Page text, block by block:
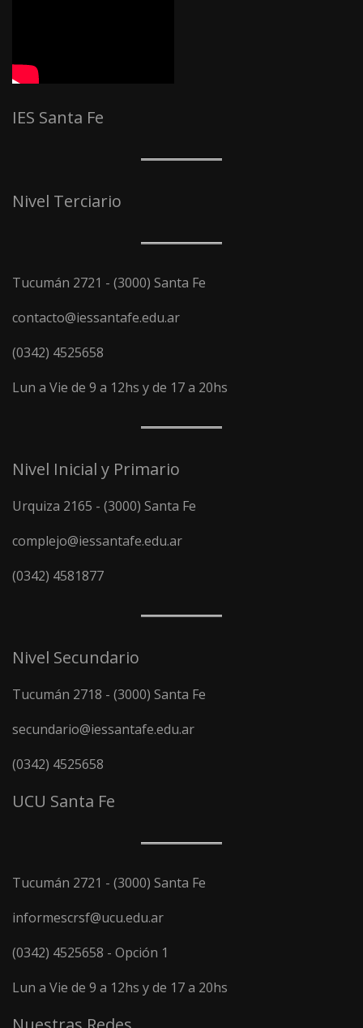
IES Santa Fe
Nivel Terciario
Tucumán 2721 - (3000) Santa Fe
contacto@iessantafe.edu.ar
(0342) 4525658
Lun a Vie de 9 a 12hs y de 17 a 20hs
Nivel Inicial y Primario
Urquiza 2165 - (3000) Santa Fe
complejo@iessantafe.edu.ar
(0342) 4581877
Nivel Secundario
Tucumán 2718 - (3000) Santa Fe
secundario@iessantafe.edu.ar
(0342) 4525658
UCU Santa Fe
Tucumán 2721 - (3000) Santa Fe
informescrsf@ucu.edu.ar
(0342) 4525658 - Opción 1
Lun a Vie de 9 a 12hs y de 17 a 20hs